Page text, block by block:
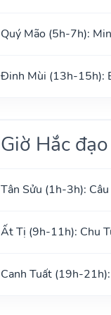
Quý Mão (5h-7h):
Đinh Mùi (13h-15h):
Giờ Hắc
Tân Sửu (1h-3h): Câu
Ất Tị (9h-11h): Chu
Canh Tuất (19h-